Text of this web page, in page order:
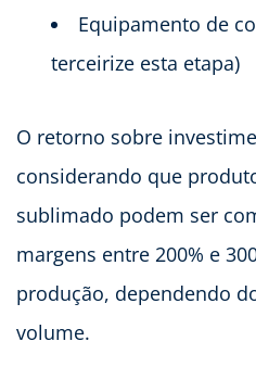
Equipamento de
terceirize esta etapa)
O retorno sobre
considerando que
sublimado podem ser
margens entre 200% e
produção, dependendo
volume.